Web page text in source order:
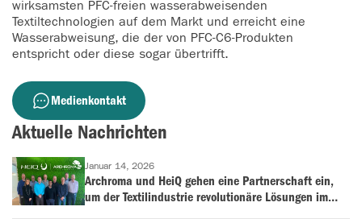
wirksamsten PFC-freien wasserabweisenden
Textiltechnologien auf dem Markt und erreicht eine
Wasserabweisung, die der von PFC-C6-Produkten
entspricht oder diese sogar übertrifft.
Medienkontakt
Aktuelle Nachrichten
Januar 14, 2026
Archroma und HeiQ gehen eine Partnerschaft ein,
um der Textilindustrie revolutionäre Lösungen im